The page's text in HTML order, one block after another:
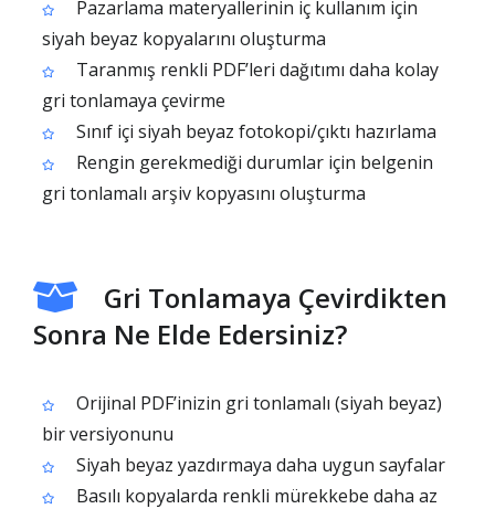
Pazarlama materyallerinin iç kullanım için
siyah beyaz kopyalarını oluşturma
Taranmış renkli PDF’leri dağıtımı daha kolay
gri tonlamaya çevirme
Sınıf içi siyah beyaz fotokopi/çıktı hazırlama
Rengin gerekmediği durumlar için belgenin
gri tonlamalı arşiv kopyasını oluşturma
Gri Tonlamaya Çevirdikten
Sonra Ne Elde Edersiniz?
Orijinal PDF’inizin gri tonlamalı (siyah beyaz)
bir versiyonunu
Siyah beyaz yazdırmaya daha uygun sayfalar
Basılı kopyalarda renkli mürekkebe daha az